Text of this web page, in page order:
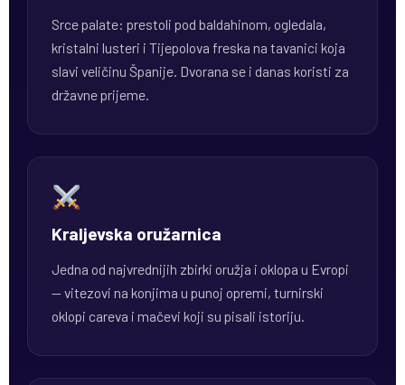
Srce palate: prestoli pod baldahinom, ogledala,
kristalni lusteri i Tijepolova freska na tavanici koja
slavi veličinu Španije. Dvorana se i danas koristi za
državne prijeme.
Kraljevska oružarnica
Jedna od najvrednijih zbirki oružja i oklopa u Evropi
— vitezovi na konjima u punoj opremi, turnirski
oklopi careva i mačevi koji su pisali istoriju.